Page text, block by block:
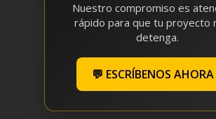
Nuestro compromiso es
rápido para que tu proyecto
detenga.
💬 ESCRÍBENOS